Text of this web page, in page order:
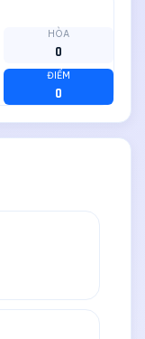
HÒA
0
ĐIỂM
0